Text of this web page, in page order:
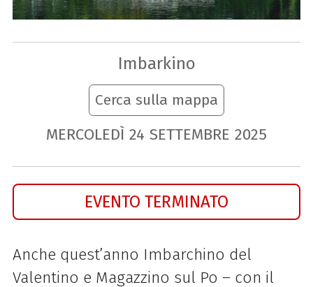
Imbarkino
Cerca sulla mappa
MERCOLEDÌ 24 SETTEMBRE 2025
EVENTO TERMINATO
Anche quest’anno Imbarchino del
Valentino e Magazzino sul Po – con il